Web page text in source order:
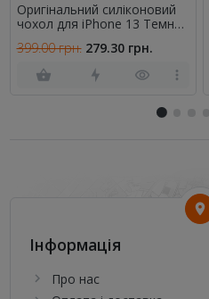
Оригінальний силіконовий
чохол для iPhone 13 Темно
399.00 грн. 279.30 грн.
Інформація
Про нас